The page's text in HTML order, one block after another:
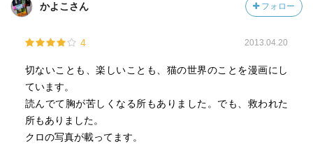
かよこさん フォロー
4 2013.04.20
切ないことも、楽しいことも、猫の世界のことを漫画にし
ています。
読んでて胸が苦しくなる所もありました。でも、救われた
所もありました。
クロの写真が載ってます。